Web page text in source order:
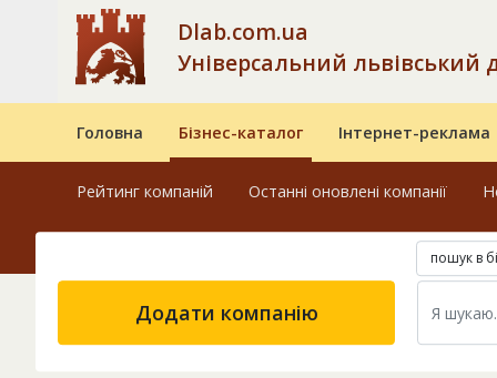
Dlab.com.ua
Універсальний львівський
Головна Бізнес-каталог Інтернет-реклама
Рейтинг компаній Останні оновлені компанії
пошук в
Додати компанію